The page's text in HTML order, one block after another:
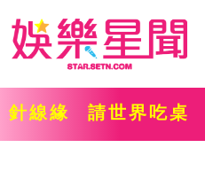
針線緣 請世界吃桌